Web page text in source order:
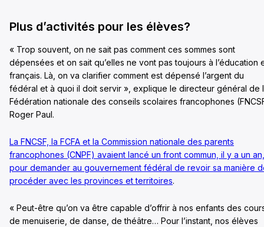
Plus d’activités pour les élèves?
« Trop souvent, on ne sait pas comment ces sommes sont
dépensées et on sait qu’elles ne vont pas toujours à l’éducation
français. Là, on va clarifier comment est dépensé l’argent du
fédéral et à quoi il doit servir », explique le directeur général de
Fédération nationale des conseils scolaires francophones
Roger Paul.
La FNCSF, la FCFA et la Commission nationale des parents
francophones (CNPF) avaient lancé un front commun, il y a un an,
pour demander au gouvernement fédéral de revoir sa manière
procéder avec les provinces et territoires.
« Peut-être qu’on va être capable d’offrir à nos enfants des
de menuiserie, de danse, de théâtre… Pour l’instant, nos élèves